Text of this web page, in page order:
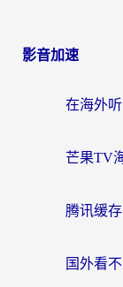
影音加速